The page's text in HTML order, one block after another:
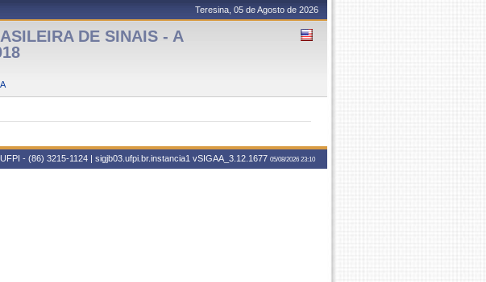
Teresina, 05 de Agosto de 2026
DE SINAIS - A
- (86) 3215-1124 | sigjb03.ufpi.br.instancia1 vSIGAA_3.12.1677 05/08/2026 23:10